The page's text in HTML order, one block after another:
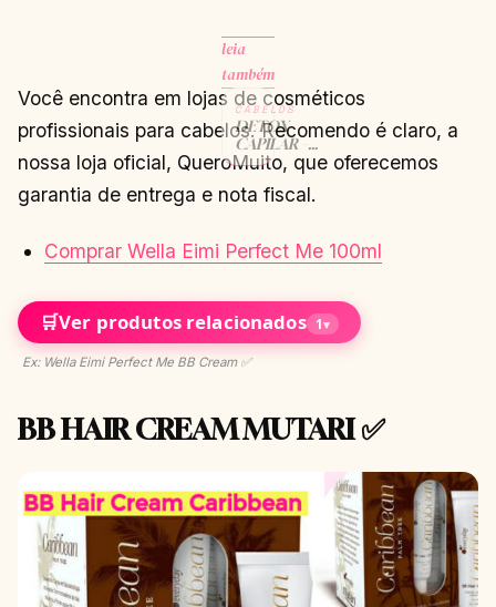
leia
também
CABELOS
DETOX
CAPILAR –
BENEFÍCIOS
LENDO
Você encontra em lojas de cosméticos
profissionais para cabelos. Recomendo é claro, a
nossa loja oficial, QueroMuito, que oferecemos
garantia de entrega e nota fiscal.
Comprar Wella Eimi Perfect Me 100ml
🛒Ver produtos relacionados 1▾
Ex: Wella Eimi Perfect Me BB Cream ✅
BB HAIR CREAM MUTARI ✅